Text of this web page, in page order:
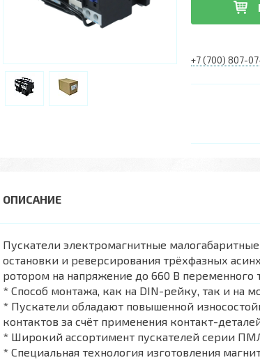
+7 (700) 807-
Пускатели электромагнитные
остановки и реверсирования трёхфазных
ротором на напряжение до 660 В переменного
* Способ монтажа, как на DIN-рейку, так и на
* Пускатели обладают повышенной
контактов за счёт применения контакт-
* Широкий ассортимент пускателей серии
* Специальная технология изготовления